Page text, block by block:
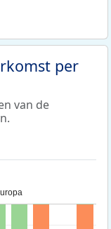
per
van de